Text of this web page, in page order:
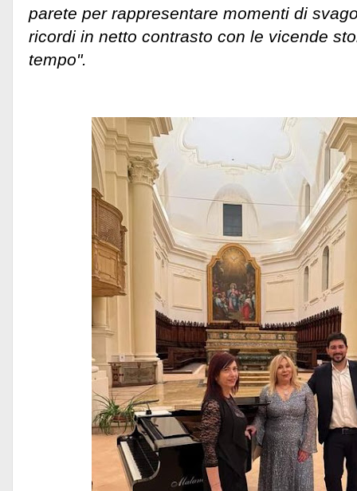
parete per rappresentare momenti di
ricordi in netto contrasto con le vicende
tempo".